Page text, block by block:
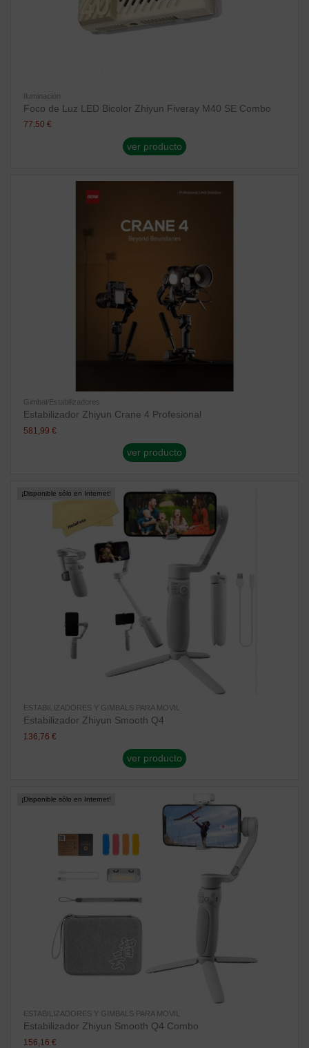
Iluminación
Foco de Luz LED Bicolor Zhiyun Fiveray M40 SE Combo
77,50 €
ver producto
Gimbal/Estabilizadores
Estabilizador Zhiyun Crane 4 Profesional
581,99 €
ver producto
¡Disponible sólo en Internet!
ESTABILIZADORES Y GIMBALS PARA MOVIL
Estabilizador Zhiyun Smooth Q4
136,76 €
ver producto
¡Disponible sólo en Internet!
ESTABILIZADORES Y GIMBALS PARA MOVIL
Estabilizador Zhiyun Smooth Q4 Combo
156,16 €